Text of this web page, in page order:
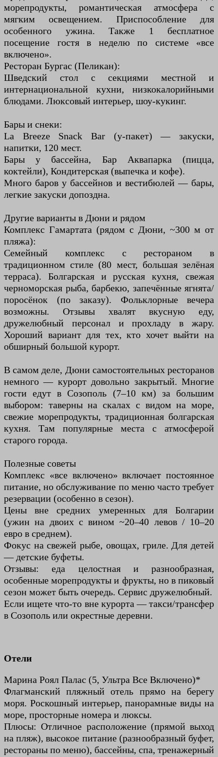
морепродукты, романтическая атмосфера с
мягким освещением. Приспособление для
особенного ужина. Также 1 бесплатное
посещение гостя в неделю по системе «все
включено».
Ресторан Бургас (Пеликан):
Шведский стол с секциями местной и
интернациональной кухни, низкокалорийными
блюдами. Люксовый интерьер, шоу-кукинг.
Бары и снеки:
La Breeze Snack Bar (у-пакет) — закуски,
напитки, 120 мест.
Бары у бассейна, Бар Аквапарка (пицца,
коктейли), Кондитерская (выпечка и кофе).
Много баров у бассейнов и вестибюлей — бары,
легкие закуски допоздна.
Другие варианты в Дюни и рядом
Комплекс Гамартата (рядом с Дюни, ~300 м от
пляжа):
Семейный комплекс с рестораном в
традиционном стиле (80 мест, большая зелёная
терраса). Болгарская и русская кухня, свежая
черноморская рыба, барбекю, запечённые ягнята/
поросёнок (по заказу). Фольклорные вечера
возможны. Отзывы хвалят вкусную еду,
дружелюбный персонал и прохладу в жару.
Хороший вариант для тех, кто хочет выйти на
обширный большой курорт.
В самом деле, Дюни самостоятельных ресторанов
немного — курорт довольно закрытый. Многие
гости едут в Созополь (7–10 км) за большим
выбором: таверны на скалах с видом на море,
свежие морепродукты, традиционная болгарская
кухня. Там популярные места с атмосферой
старого города.
Полезные советы
Комплекс «все включено» включает постоянное
питание, но обслуживание по меню часто требует
резервации (особенно в сезон).
Цены вне средних умеренных для Болгарии
(ужин на двоих с вином ~20–40 левов / 10–20
евро в среднем).
Фокус на свежей рыбе, овощах, гриле. Для детей
— детские буфеты.
Отзывы: еда целостная и разнообразная,
особенные морепродукты и фрукты, но в пиковый
сезон может быть очередь. Сервис дружелюбный.
Если ищете что-то вне курорта — такси/трансфер
в Созополь или окрестные деревни.
Отели
Марина Роял Палас (5, Ультра Все Включено)*
Флагманский пляжный отель прямо на берегу
моря. Роскошный интерьер, панорамные виды на
море, просторные номера и люксы.
Плюсы: Отличное расположение (прямой выход
на пляж), высокое питание (разнообразный буфет,
рестораны по меню), бассейны, спа, тренажерный